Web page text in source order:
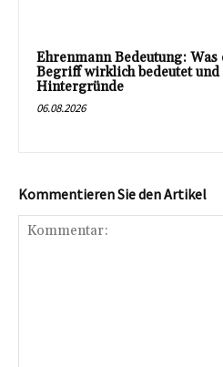
Ehrenmann Bedeutung: Was
Begriff wirklich bedeutet und
Hintergründe
06.08.2026
Kommentieren Sie den Artikel